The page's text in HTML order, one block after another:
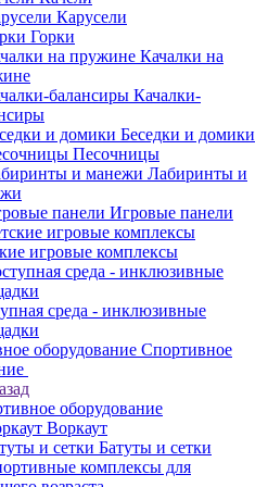
Карусели
Горки
Качалки на
Качалки-
Беседки и домики
Песочницы
Лабиринты и
Игровые панели
игровые комплексы
среда - инклюзивные
Спортивное
оборудование
Воркаут
Батуты и сетки